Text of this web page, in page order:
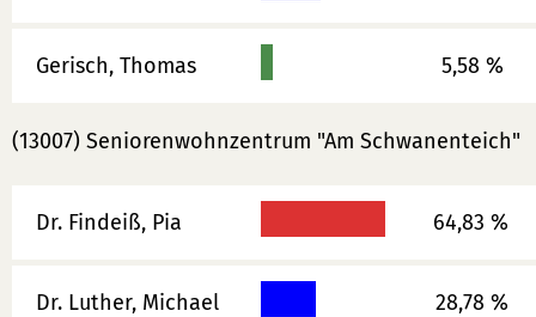
Gerisch, Thomas 5,58 %
(13007) Seniorenwohnzentrum "Am Schwanenteich"
Dr. Findeiß, Pia 64,83 %
Dr. Luther, Michael 28,78 %